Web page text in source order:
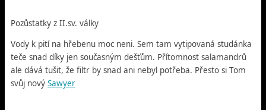
Pozůstatky z II.sv. války
Vody k pití na hřebenu moc neni. Sem tam vytipovaná studánka
teče snad díky jen současným dešťům. Přítomnost salamandrů
ale dává tušit, že filtr by snad ani nebyl potřeba. Přesto si Tom
svůj nový Sawyer